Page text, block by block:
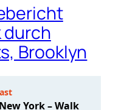
durch
Brooklyn